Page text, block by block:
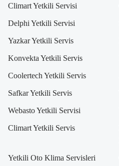
Climart Yetkili Servisi
Delphi Yetkili Servisi
Yazkar Yetkili Servis
Konvekta Yetkili Servis
Coolertech Yetkili Servis
Safkar Yetkili Servis
Webasto Yetkili Servisi
Climart Yetkili Servis
Yetkili Oto Klima Servisleri